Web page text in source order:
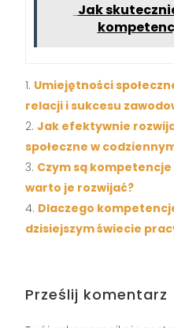
Jak
Umiejętności
relacji i sukcesu
Jak efektywnie
społeczne w
Czym są
warto je rozwijać?
Dlaczego
dzisiejszym świecie
Prześlij komentarz